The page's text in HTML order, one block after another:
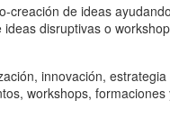
creación de ideas
disruptivas o
innovación,
workshops,